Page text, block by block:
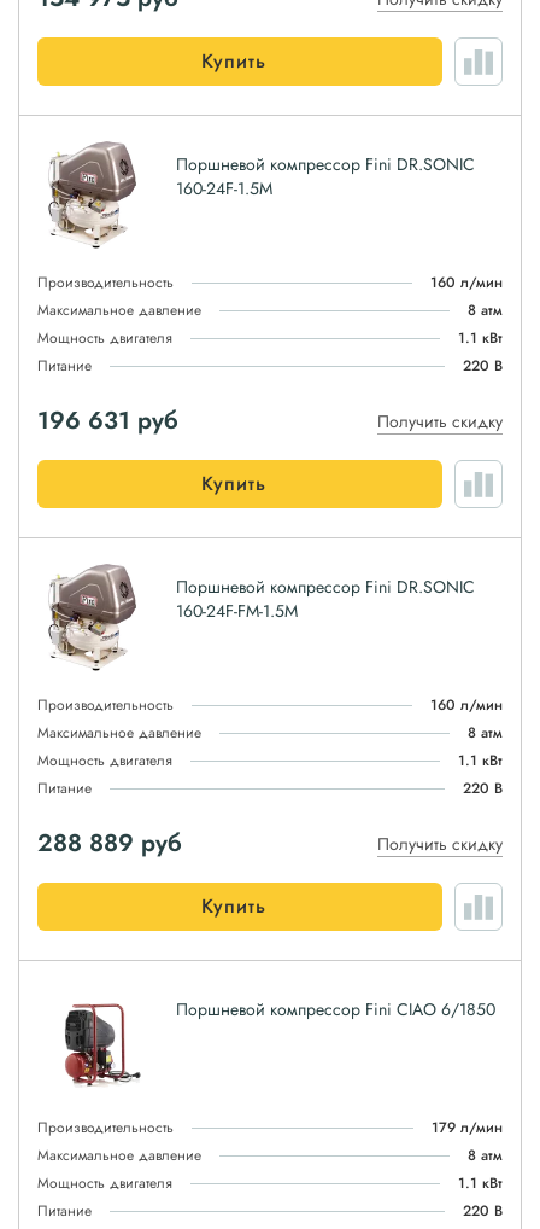
Купить
Поршневой компрессор Fini DR.SONIC
160-24F-1.5M
Производительность
160 л/мин
Максимальное давление
8 атм
Мощность двигателя
1.1 кВт
Питание
220 В
196 631 руб Получить скидку
Купить
Поршневой компрессор Fini DR.SONIC
160-24F-FM-1.5M
Производительность
160 л/мин
Максимальное давление
8 атм
Мощность двигателя
1.1 кВт
Питание
220 В
288 889 руб Получить скидку
Купить
Поршневой компрессор Fini CIAO 6/1850
Производительность
179 л/мин
Максимальное давление
8 атм
Мощность двигателя
1.1 кВт
Питание
220 В